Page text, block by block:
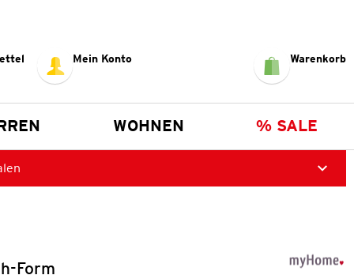
Mein Konto Warenkorb
WOHNEN % SALE
Form